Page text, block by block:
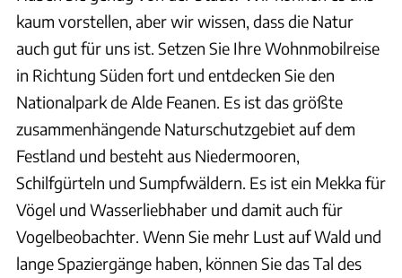
kaum vorstellen, aber wir wissen, dass die Natur
auch gut für uns ist. Setzen Sie Ihre Wohnmobilreise
in Richtung Süden fort und entdecken Sie den
Nationalpark de Alde Feanen. Es ist das größte
zusammenhängende Naturschutzgebiet auf dem
Festland und besteht aus Niedermooren,
Schilfgürteln und Sumpfwäldern. Es ist ein Mekka für
Vögel und Wasserliebhaber und damit auch für
Vogelbeobachter. Wenn Sie mehr Lust auf Wald und
lange Spaziergänge haben, können Sie das Tal des